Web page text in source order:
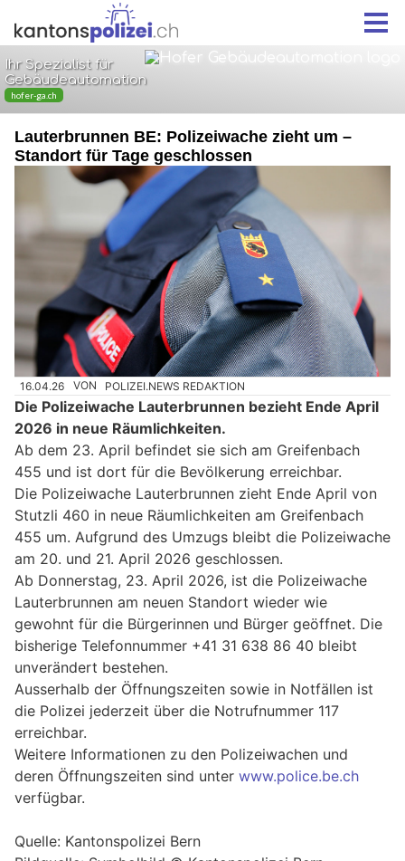
Lauterbrunnen BE: Polizeiwache zieht um –
Standort für Tage geschlossen
16.04.26 VON POLIZEI.NEWS REDAKTION
Die Polizeiwache Lauterbrunnen bezieht Ende April
2026 in neue Räumlichkeiten.
Ab dem 23. April befindet sie sich am Greifenbach
455 und ist dort für die Bevölkerung erreichbar.
Die Polizeiwache Lauterbrunnen zieht Ende April von
Stutzli 460 in neue Räumlichkeiten am Greifenbach
455 um. Aufgrund des Umzugs bleibt die Polizeiwache
am 20. und 21. April 2026 geschlossen.
Ab Donnerstag, 23. April 2026, ist die Polizeiwache
Lauterbrunnen am neuen Standort wieder wie
gewohnt für die Bürgerinnen und Bürger geöffnet. Die
bisherige Telefonnummer +41 31 638 86 40 bleibt
unverändert bestehen.
Ausserhalb der Öffnungszeiten sowie in Notfällen ist
die Polizei jederzeit über die Notrufnummer 117
erreichbar.
Weitere Informationen zu den Polizeiwachen und
deren Öffnungszeiten sind unter www.police.be.ch
verfügbar.
Quelle: Kantonspolizei Bern